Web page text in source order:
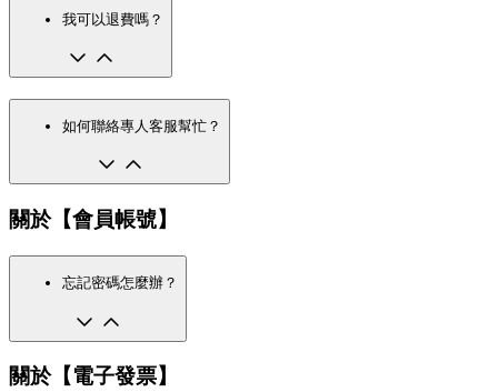
我可以退費嗎？
如何聯絡專人客服幫忙？
關於【會員帳號】
忘記密碼怎麼辦？
關於【電子發票】